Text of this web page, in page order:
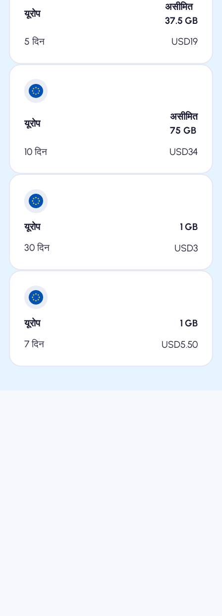
यूरोप
असीमित
37.5 GB
5 दिन
USD19
यूरोप
असीमित
75 GB
10 दिन
USD34
यूरोप 1 GB
30 दिन
USD3
यूरोप 1 GB
7 दिन
USD5.50